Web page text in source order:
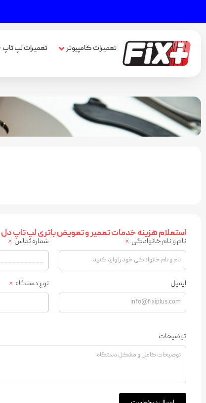
تعمیرات کامپیوتر تعمیرات لپ تاپ
استعلام هزینه خدمات تعمیر و تعویض باتری لپ تاپ دل
نام و نام خانوادگی شماره تماس
ایمیل نوع دستگاه
توضیحات